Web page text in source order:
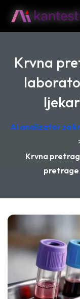
Krvna
AI analizator za
Krvna
pretrage